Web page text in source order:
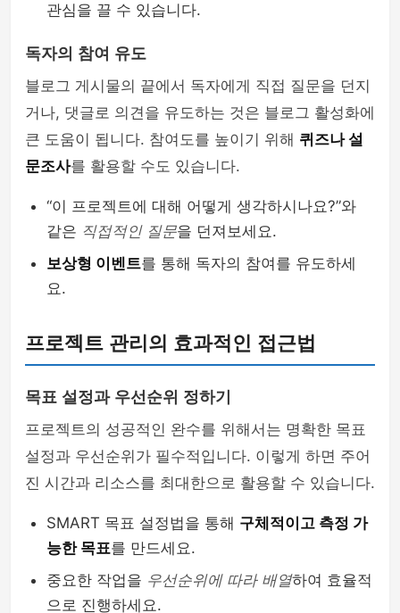
관심을 끌 수 있습니다.
독자의 참여 유도
블로그 게시물의 끝에서 독자에게 직접 질문을 던지
거나, 댓글로 의견을 유도하는 것은 블로그 활성화에
큰 도움이 됩니다. 참여도를 높이기 위해 퀴즈나 설
문조사를 활용할 수도 있습니다.
“이 프로젝트에 대해 어떻게 생각하시나요?”와
같은 직접적인 질문을 던져보세요.
보상형 이벤트를 통해 독자의 참여를 유도하세
요.
프로젝트 관리의 효과적인 접근법
목표 설정과 우선순위 정하기
프로젝트의 성공적인 완수를 위해서는 명확한 목표
설정과 우선순위가 필수적입니다. 이렇게 하면 주어
진 시간과 리소스를 최대한으로 활용할 수 있습니다.
SMART 목표 설정법을 통해 구체적이고 측정 가
능한 목표를 만드세요.
중요한 작업을 우선순위에 따라 배열하여 효율적
으로 진행하세요.